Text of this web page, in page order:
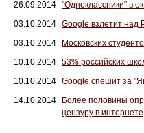
26.09.2014 "Одноклассники" в
03.10.2014 Google взлетит над
03.10.2014
Московских
10.10.2014 53% российских
10.10.2014 Google спешит за
14.10.2014
Более половины
цензуру в интернете